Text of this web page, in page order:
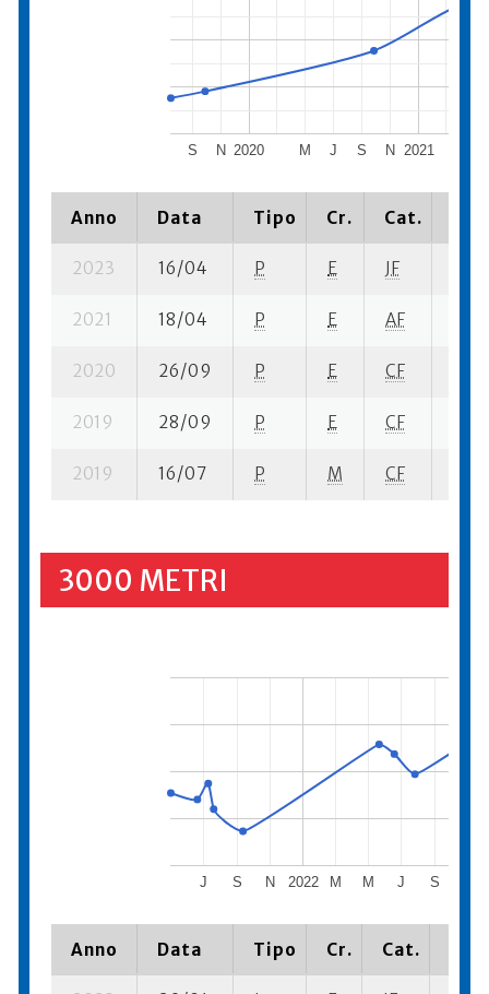
2020 2021
S N M J S N
Anno Data Tipo Cr. Cat.
2023 16/04 P E JF
2021 18/04 P E AF
2020 26/09 P E CF
2019 28/09 P E CF
2019 16/07 P M CF
3000 METRI
2022
J S N M M J S
Anno Data Tipo Cr. Cat.